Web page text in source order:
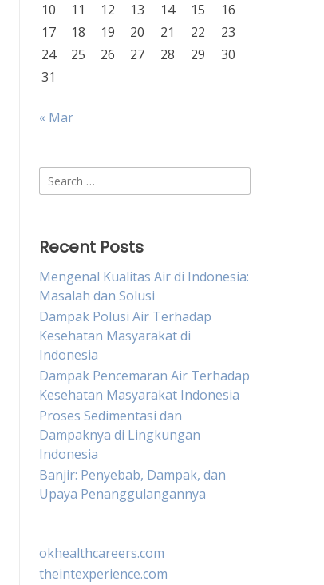
10
11 12 13 14 15
16
17
18 19 20 21 22
23
24
25 26 27 28 29
30
31
« Mar
Search
for:
Recent Posts
Mengenal Kualitas Air di Indonesia:
Masalah dan Solusi
Dampak Polusi Air Terhadap
Kesehatan Masyarakat di
Indonesia
Dampak Pencemaran Air Terhadap
Kesehatan Masyarakat Indonesia
Proses Sedimentasi dan
Dampaknya di Lingkungan
Indonesia
Banjir: Penyebab, Dampak, dan
Upaya Penanggulangannya
okhealthcareers.com
theintexperience.com